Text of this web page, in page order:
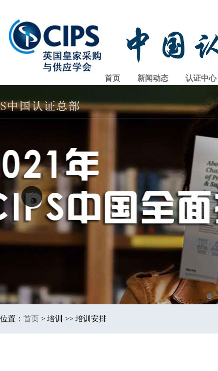
首页 新闻动态 认证中心
1
位置： 首页 > 培训 >> 培训安排